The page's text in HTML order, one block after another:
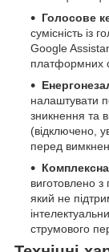
Голосове
сумісність із
Google
платформних
налаштувати
зникнення та
(відключено,
перед
Комплексна
виготовлено з
який не
струмового